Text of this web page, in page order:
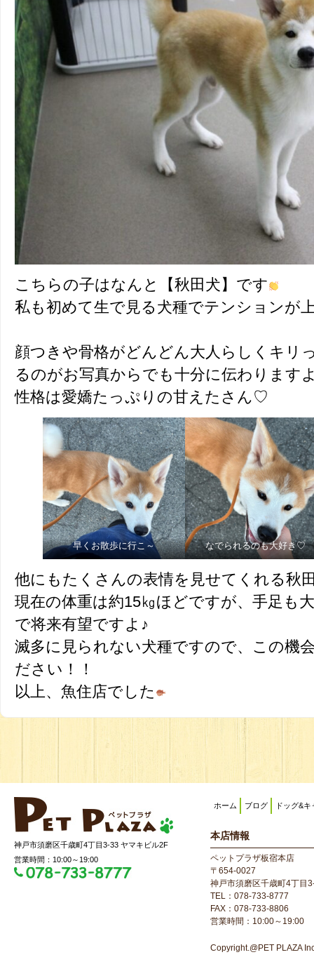
こちらの子はなんと【秋田犬】です
私も初めて生で見る犬種でテンションが
顔つきや骨格がどんどん大人らしくキリ
るのがお写真からでも十分に伝わります
性格は愛嬌たっぷりの甘えたさん♡
早くお散歩に行こ～ なでられるのも大好き♡
他にもたくさんの表情を見せてくれる秋
現在の体重は約15㎏ほどですが、手足も
で将来有望ですよ♪
滅多に見られない犬種ですので、この機
ださい！！
以上、魚住店でした
神戸市須磨区千歳町4丁目3-33 ヤマキビル2F
営業時間：10:00～19:00
ホーム ブログ ドッグ&キ
本店情報
ペットプラザ板宿本店
〒654-0027
神戸市須磨区千歳町4丁目
TEL：078-733-8777
FAX：078-733-8806
営業時間：10:00～19:00
Copyright.@PET PLAZA